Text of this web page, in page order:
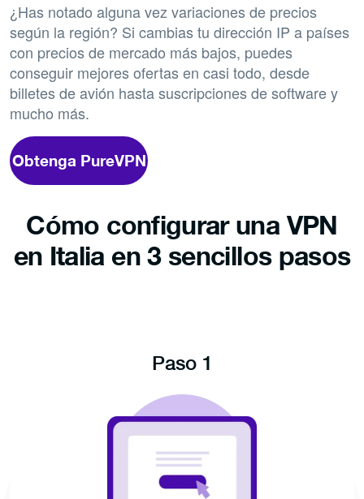
¿Has notado alguna vez variaciones de precios
según la región? Si cambias tu dirección IP a países
con precios de mercado más bajos, puedes
conseguir mejores ofertas en casi todo, desde
billetes de avión hasta suscripciones de software y
mucho más.
Obtenga PureVPN
Cómo configurar una VPN
en Italia en 3 sencillos pasos
Paso 1